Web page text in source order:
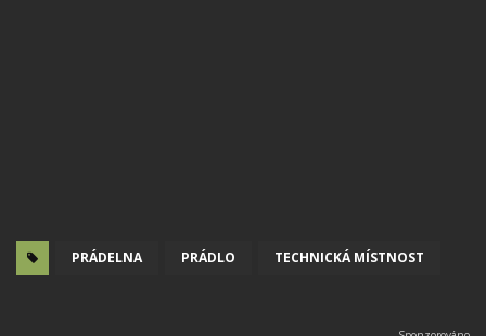
PRÁDELNA PRÁDLO TECHNICKÁ MÍSTNOST